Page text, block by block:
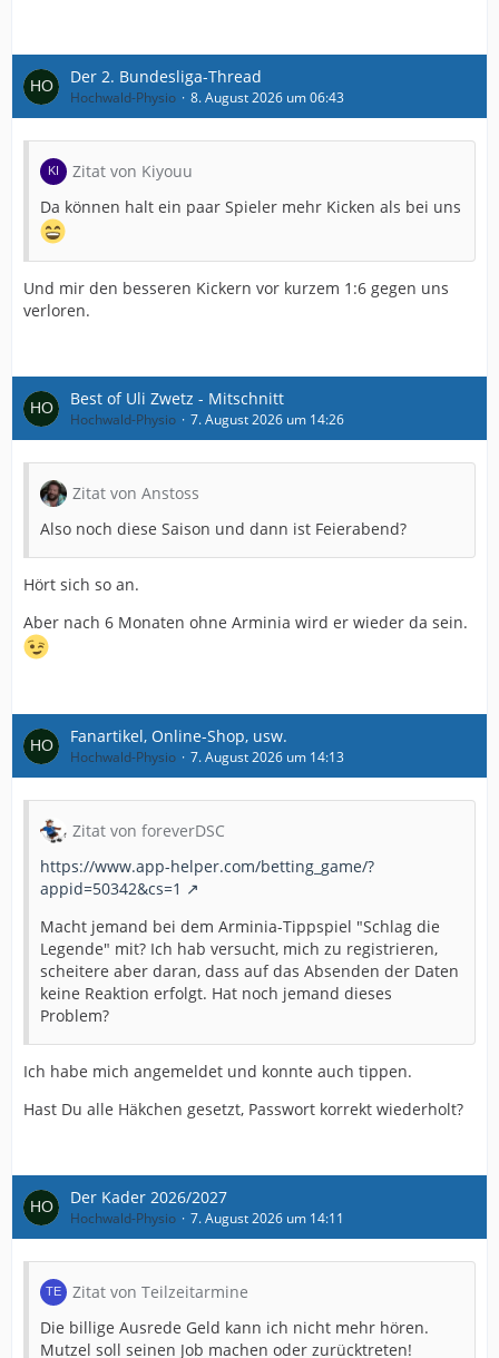
Der 2. Bundesliga-Thread
Hochwald-Physio 8. August 2026 um 06:43
Zitat von Kiyouu
Da können halt ein paar Spieler mehr Kicken als bei uns
Und mir den besseren Kickern vor kurzem 1:6 gegen uns
verloren.
Best of Uli Zwetz - Mitschnitt
Hochwald-Physio 7. August 2026 um 14:26
Zitat von Anstoss
Also noch diese Saison und dann ist Feierabend?
Hört sich so an.
Aber nach 6 Monaten ohne Arminia wird er wieder da sein.
Fanartikel, Online-Shop, usw.
Hochwald-Physio 7. August 2026 um 14:13
Zitat von foreverDSC
https://www.app-helper.com/betting_game/?
appid=50342&cs=1
Macht jemand bei dem Arminia-Tippspiel "Schlag die
Legende" mit? Ich hab versucht, mich zu registrieren,
scheitere aber daran, dass auf das Absenden der Daten
keine Reaktion erfolgt. Hat noch jemand dieses
Problem?
Ich habe mich angemeldet und konnte auch tippen.
Hast Du alle Häkchen gesetzt, Passwort korrekt wiederholt?
Der Kader 2026/2027
Hochwald-Physio 7. August 2026 um 14:11
Zitat von Teilzeitarmine
Die billige Ausrede Geld kann ich nicht mehr hören.
Mutzel soll seinen Job machen oder zurücktreten!